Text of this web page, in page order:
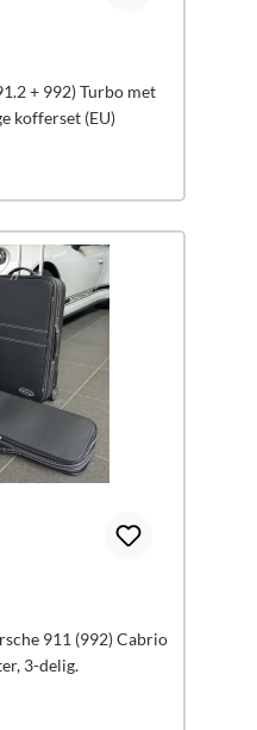
+ 992) Turbo met
kofferset (EU)
911 (992) Cabrio
3-delig.